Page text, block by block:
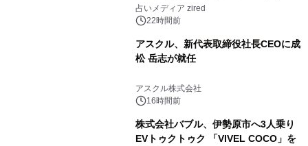
ングを発表
占いメディア zired
22時間前
アスクル、新代表取締役社長CEOに成
松 岳志が就任
アスクル株式会社
16時間前
株式会社バブル、伊勢原市へ3人乗り
EVトゥクトゥク 「VIVEL COCO」を